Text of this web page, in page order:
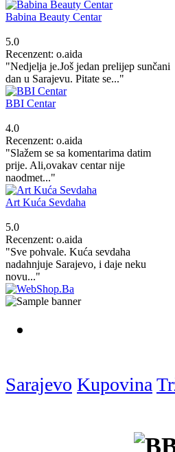
Babina Beauty Centar
5.0
Recenzent: o.aida
"Nedjelja je.Još jedan prelijep sunčani
dan u Sarajevu. Pitate se..."
BBI Centar
4.0
Recenzent: o.aida
"Slažem se sa komentarima datim
prije. Ali,ovakav centar nije
naodmet..."
Art Kuća Sevdaha
5.0
Recenzent: o.aida
"Sve pohvale. Kuća sevdaha
nadahnjuje Sarajevo, i daje neku
novu..."
Sarajevo Kupovina